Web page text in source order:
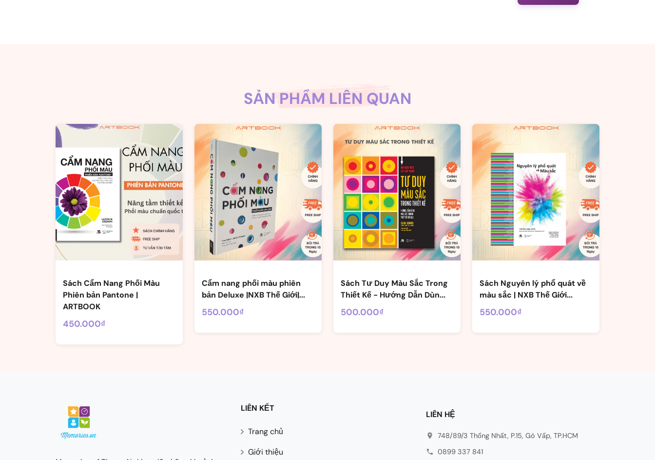
SẢN PHẨM LIÊN QUAN
Sách Cẩm Nang Phối Màu
Phiên bản Pantone |
ARTBOOK
450.000₫
Cẩm nang phối màu phiên
bản Deluxe |NXB Thế Giới|...
550.000₫
Sách Tư Duy Màu Sắc Trong
Thiết Kế - Hướng Dẫn Dùn...
500.000₫
Sách Nguyên lý phổ quát về
màu sắc | NXB Thế Giới...
550.000₫
LIÊN KẾT
Trang chủ
Giới thiệu
LIÊN HỆ
748/89/3 Thống Nhất, P.15, Gò Vấp, TP.HCM
0899 337 841